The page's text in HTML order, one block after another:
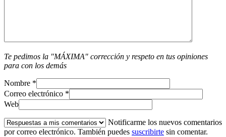
Te pedimos la "MÁXIMA" corrección y respeto en tus opiniones
para con los demás
Nombre *
Correo electrónico *
Web
Notificarme los nuevos comentarios
por correo electrónico. También puedes suscribirte sin comentar.